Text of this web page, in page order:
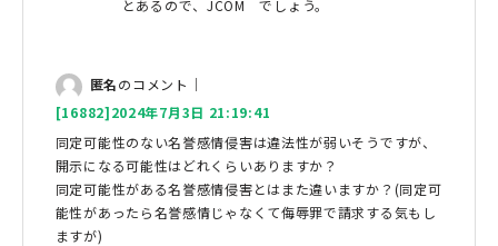
とあるので、JCOM でしょう。
匿名のコメント｜
[16882]2024年7月3日 21:19:41
同定可能性のない名誉感情侵害は違法性が弱いそうですが、
開示になる可能性はどれくらいありますか？
同定可能性がある名誉感情侵害とはまた違いますか？(同定可
能性があったら名誉感情じゃなくて侮辱罪で請求する気もし
ますが)